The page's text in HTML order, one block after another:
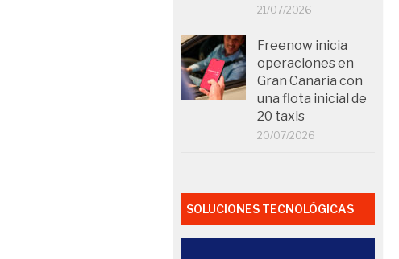
21/07/2026
Freenow inicia
operaciones en
Gran Canaria con
una flota inicial de
20 taxis
20/07/2026
SOLUCIONES TECNOLÓGICAS